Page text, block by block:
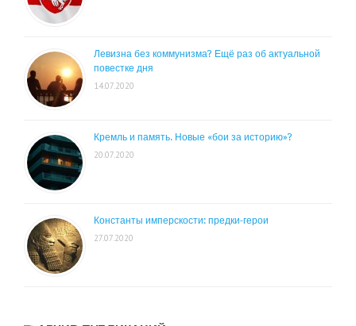
Левизна без коммунизма? Ещё раз об актуальной
повестке дня
14.07.2020
Кремль и память. Новые «бои за историю»?
20.07.2020
Константы имперскости: предки-герои
27.07.2020